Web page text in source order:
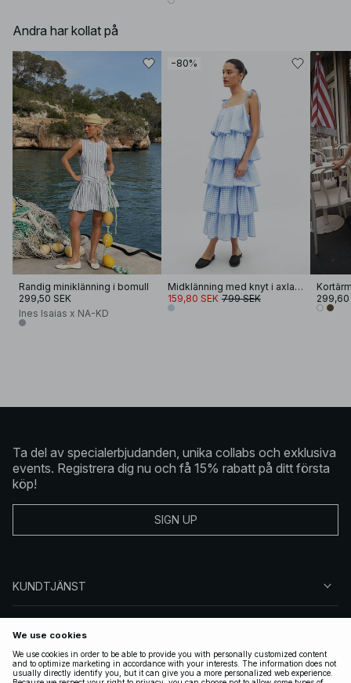
Andra har kollat på
Randig miniklänning i bomull
299,50 SEK
Ines Isaias x NA-KD
−80%
Midklänning med knyt i axlarna och volangdetalj
159,80 SEK 799 SEK 299,60
Ta del av specialerbjudanden, unika collabs och exklusiva
events. Registrera dig nu och få 15% rabatt på ditt första
köp!
SIGN UP
KUNDTJÄNST
FÖLJ OSS